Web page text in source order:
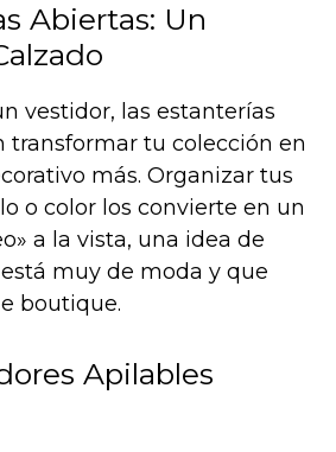
Abiertas: Un
vestidor, las estanterías
transformar tu colección en
más. Organizar tus
o color los convierte en un
a la vista, una idea de
muy de moda y que
boutique.
Apilables